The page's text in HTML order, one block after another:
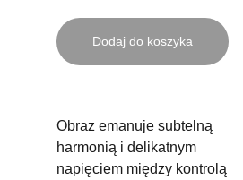
Dodaj do koszyka
Obraz emanuje subtelną
harmonią i delikatnym
napięciem między kontrolą